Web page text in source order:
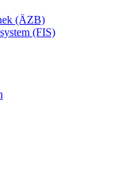
(ÄZB)
(FIS)